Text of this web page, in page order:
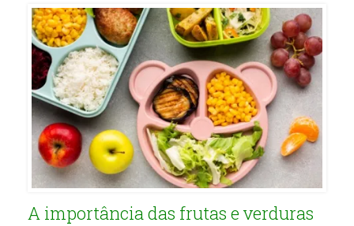
A importância das frutas e verduras